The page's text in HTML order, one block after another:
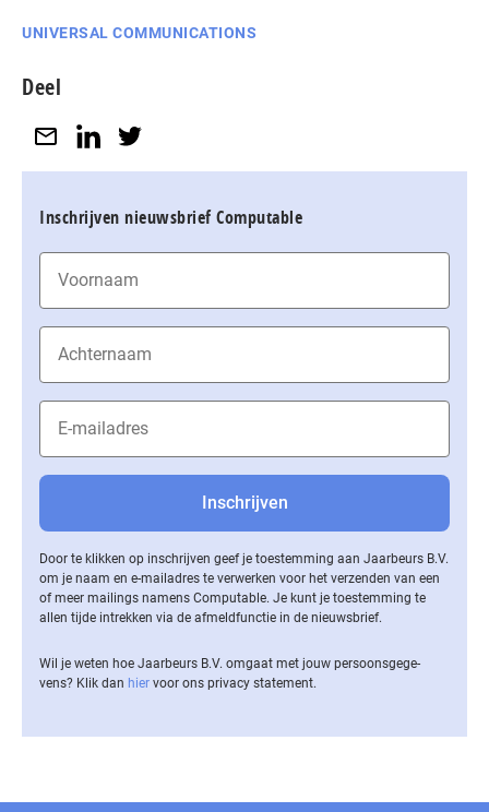
UNIVERSAL COMMUNICATIONS
Deel
Inschrijven nieuwsbrief Computable
Door te klikken op inschrijven geef je toestemming aan Jaarbeurs B.V.
om je naam en e-mailadres te verwerken voor het verzenden van een
of meer mailings namens Computable. Je kunt je toestemming te
allen tijde intrekken via de af­meld­func­tie in de nieuwsbrief.
Wil je weten hoe Jaarbeurs B.V. omgaat met jouw per­soons­ge­ge­
vens? Klik dan hier voor ons privacy statement.